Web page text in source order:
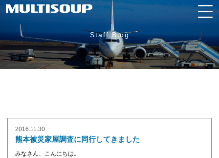
Staff Blog
2016.11.30
熊本被災家屋調査に同行してきました
みなさん、こんにちは。